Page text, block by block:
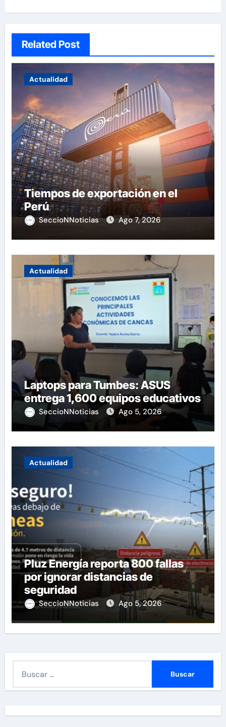
Related Post
Actualidad
Tiempos de exportación en el
Perú
SeccioNNoticias Ago 7, 2026
Actualidad
Laptops para Tumbes: ASUS
entrega 1,600 equipos educativos
SeccioNNoticias Ago 5, 2026
Actualidad
Pluz Energía reporta 800 fallas
por ignorar distancias de
seguridad
SeccioNNoticias Ago 5, 2026